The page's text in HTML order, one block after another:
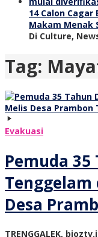
14 Calon
Makam Menak
Di Culture,
Tag:
Evakuasi
Pemuda
Tenggelam
Desa
TRENGGALEK,